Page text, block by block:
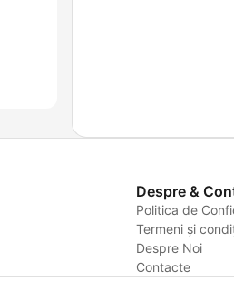
Despre &
Politica de
Termeni și
Despre Noi
Contacte